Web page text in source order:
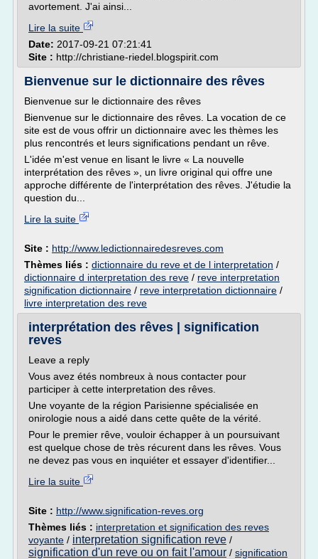
avortement. J'ai ainsi...
Lire la suite
Date: 2017-09-21 07:21:41
Site : http://christiane-riedel.blogspirit.com
Bienvenue sur le dictionnaire des rêves
Bienvenue sur le dictionnaire des rêves
Bienvenue sur le dictionnaire des rêves. La vocation de ce
site est de vous offrir un dictionnaire avec les thèmes les
plus rencontrés et leurs significations pendant un rêve.
L'idée m'est venue en lisant le livre « La nouvelle
interprétation des rêves », un livre original qui offre une
approche différente de l'interprétation des rêves. J'étudie la
question du...
Lire la suite
Site : http://www.ledictionnairedesreves.com
Thèmes liés : dictionnaire du reve et de l interpretation /
dictionnaire d interpretation des reve / reve interpretation
signification dictionnaire / reve interpretation dictionnaire /
livre interpretation des reve
interprétation des rêves | signification
reves
Leave a reply
Vous avez étés nombreux à nous contacter pour
participer à cette interpretation des rêves.
Une voyante de la région Parisienne spécialisée en
onirologie nous a aidé dans cette quête de la vérité.
Pour le premier rêve, vouloir échapper à un poursuivant
est quelque chose de très récurent dans les rêves. Vous
ne devez pas vous en inquiéter et essayer d'identifier...
Lire la suite
Site : http://www.signification-reves.org
Thèmes liés : interpretation et signification des reves
voyante / interpretation signification reve /
signification d'un reve ou on fait l'amour / signification